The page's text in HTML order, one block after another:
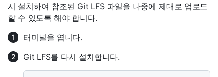
시 설치하여 참조된 Git LFS 파일을 나중에 제대로 업로드
할 수 있도록 해야 합니다.
터미널을 엽니다.
Git LFS를 다시 설치합니다.